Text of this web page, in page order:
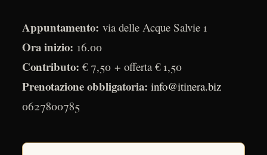
Appuntamento: via delle Acque Salvie 1
Ora inizio: 16.00
Contributo: € 7,50 + offerta € 1,50
Prenotazione obbligatoria: info@itinera.biz
0627800785